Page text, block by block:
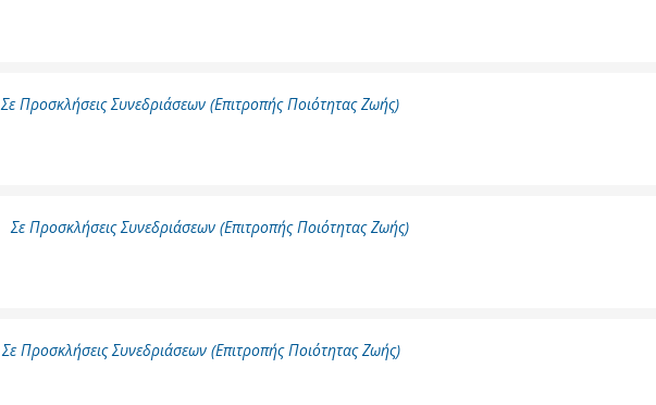
Σε Προσκλήσεις Συνεδριάσεων (Επιτροπής Ποιότητας Ζωής)
Σε Προσκλήσεις Συνεδριάσεων (Επιτροπής Ποιότητας Ζωής)
Σε Προσκλήσεις Συνεδριάσεων (Επιτροπής Ποιότητας Ζωής)